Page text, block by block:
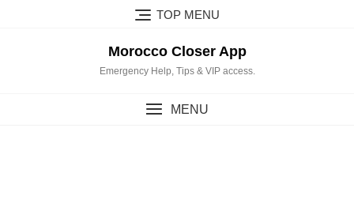
TOP MENU
Morocco Closer App
Emergency Help, Tips & VIP access.
MENU